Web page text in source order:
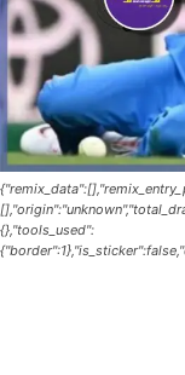
{},"tools_used":